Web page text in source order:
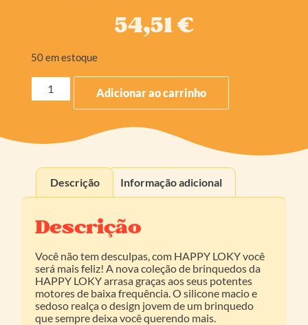
54,51€
50 em estoque
Adicionar ao carrinho
Descrição Informação adicional
Descrição
Você não tem desculpas, com HAPPY LOKY você
será mais feliz! A nova coleção de brinquedos da
HAPPY LOKY arrasa graças aos seus potentes
motores de baixa frequência. O silicone macio e
sedoso realça o design jovem de um brinquedo
que sempre deixa você querendo mais.